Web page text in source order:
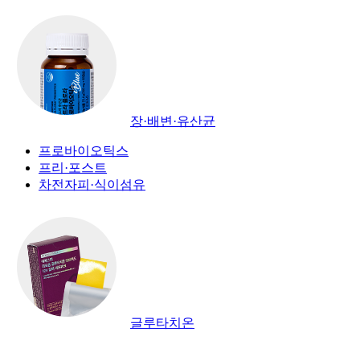
장·배변·유산균
프로바이오틱스
프리·포스트
차전자피·식이섬유
글루타치온